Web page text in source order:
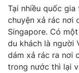
VTV Money
VTV Sức khoẻ
Tại nhiều quốc
chuyện xả rác nơi
Singapore. Có
du khách là người
dám xả rác ra nơi
trong nước thì lại